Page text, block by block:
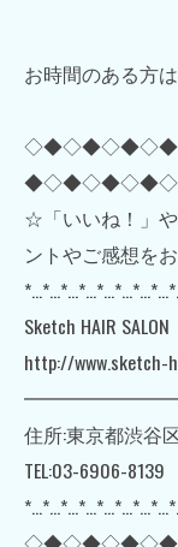
お時間のある方
☆「いいね！」
ントやご感想を
Sketch HAIR SALON
http://www.sketch-
住所:東京都渋谷
TEL:03-6906-8139